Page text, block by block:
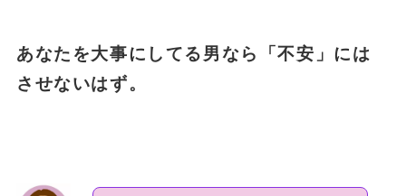
あなたを大事にしてる男なら「不安」には
させないはず。